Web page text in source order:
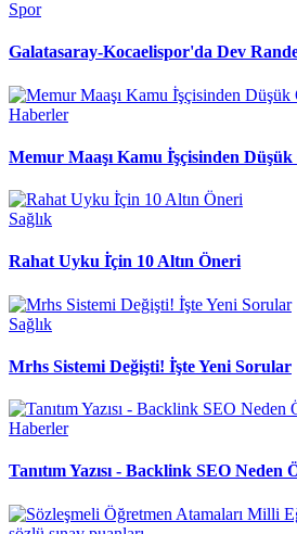
Spor
Galatasaray-Kocaelispor'da Dev
Haberler
Memur Maaşı Kamu İ̇şçisinden Düşük
Sağlık
Rahat Uyku İ̇çin 10 Altın Öneri
Sağlık
Mrhs Sistemi Değişti! İ̇şte Yeni Sorular
Haberler
Tanıtım Yazısı - Backlink SEO Neden